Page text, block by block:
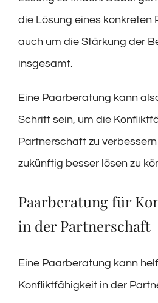
die Lösung eines konkreten
auch um die Stärkung der
insgesamt.
Eine Paarberatung kann
Schritt sein, um die
Partnerschaft zu
zukünftig besser lösen zu
Paarberatung für
in der Partnerschaft
Eine Paarberatung kann
Konfliktfähigkeit in der